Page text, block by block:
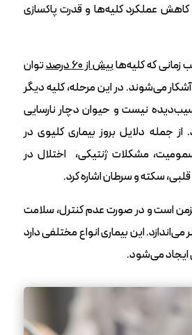
عملکرد کلیه‌ها و قدرت پاکسازی
زمانی که کلیه‌هابیش از ۶۰ درصد
توان
می‌شوند. در این مرحله، کلیه دیگر
نیست و حیوان دچار نارسایی
جمله دلایل بروز بیماری کلیوی در
مشکلات ژنتیکی، اختلال در
سکته و سرطان اشاره کرد.
است و در صورت عدم کنترل، سلامت
این بیماری انواع مختلفی دارد
ایجاد می‌شود.